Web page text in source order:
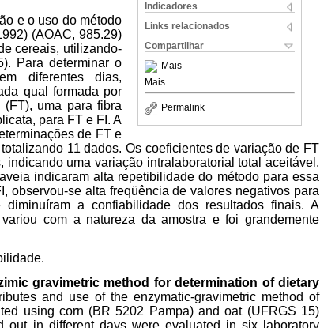
Indicadores
Links relacionados
Compartilhar
Mais
Mais
Permalink
e o uso do método
(AOAC, 985.29)
cereais, utilizando-
Para determinar o
diferentes dias,
qual formada por
uma para fibra
para FT e FI. A
de FT e
11 dados. Os coeficientes de variação de FT
uma variação intralaboratorial total aceitável.
indicaram alta repetibilidade do método para essa
observou-se alta freqüência de valores negativos para
a confiabilidade dos resultados finais. A
com a natureza da amostra e foi grandemente
gravimetric method for determination of dietary
and use of the enzymatic-gravimetric method of
using corn (BR 5202 Pampa) and oat (UFRGS 15)
out in different days were evaluated in six laboratory